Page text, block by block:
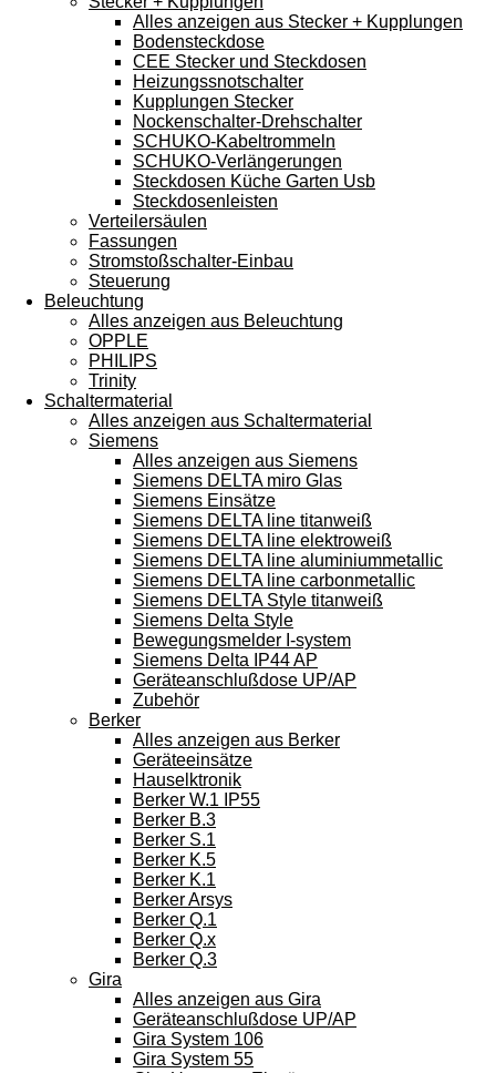
Alles anzeigen aus Stecker + Kupplungen
Bodensteckdose
CEE Stecker und Steckdosen
Heizungssnotschalter
Kupplungen Stecker
Nockenschalter-Drehschalter
SCHUKO-Kabeltrommeln
SCHUKO-Verlängerungen
Steckdosen Küche Garten Usb
Steckdosenleisten
Verteilersäulen
Fassungen
Stromstoßschalter-Einbau
Steuerung
Beleuchtung
Alles anzeigen aus Beleuchtung
OPPLE
PHILIPS
Trinity
Schaltermaterial
Alles anzeigen aus Schaltermaterial
Siemens
Alles anzeigen aus Siemens
Siemens DELTA miro Glas
Siemens Einsätze
Siemens DELTA line titanweiß
Siemens DELTA line elektroweiß
Siemens DELTA line aluminiummetallic
Siemens DELTA line carbonmetallic
Siemens DELTA Style titanweiß
Siemens Delta Style
Bewegungsmelder I-system
Siemens Delta IP44 AP
Geräteanschlußdose UP/AP
Zubehör
Berker
Alles anzeigen aus Berker
Geräteeinsätze
Hauselktronik
Berker W.1 IP55
Berker B.3
Berker S.1
Berker K.5
Berker K.1
Berker Arsys
Berker Q.1
Berker Q.x
Berker Q.3
Gira
Alles anzeigen aus Gira
Geräteanschlußdose UP/AP
Gira System 106
Gira System 55